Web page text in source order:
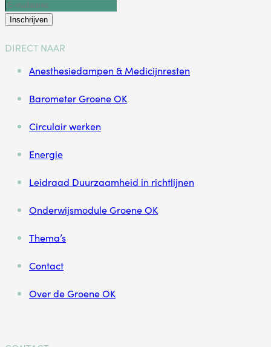
Inschrijven
DIRECT NAAR
Anesthesiedampen & Medicijnresten
Barometer Groene OK
Circulair werken
Energie
Leidraad Duurzaamheid in richtlijnen
Onderwijsmodule Groene OK
Thema’s
Contact
Over de Groene OK